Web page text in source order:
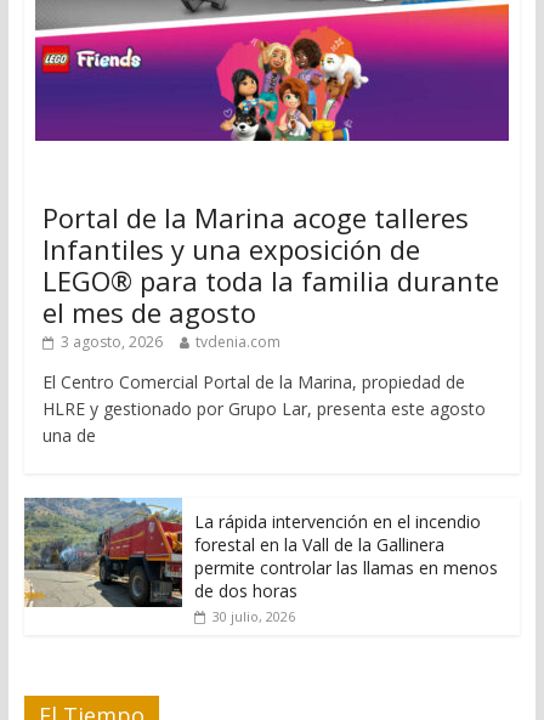
Portal de la Marina acoge talleres
Infantiles y una exposición de
LEGO® para toda la familia durante
el mes de agosto
3 agosto, 2026 tvdenia.com
El Centro Comercial Portal de la Marina, propiedad de
HLRE y gestionado por Grupo Lar, presenta este agosto
una de
La rápida intervención en el incendio
forestal en la Vall de la Gallinera
permite controlar las llamas en menos
de dos horas
30 julio, 2026